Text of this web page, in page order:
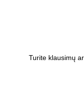
Turite klausimų